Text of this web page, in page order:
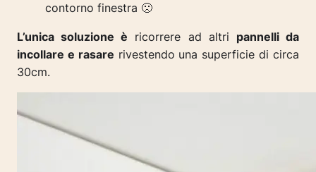
contorno finestra 🙁
L’unica soluzione è ricorrere ad altri pannelli da
incollare e rasare rivestendo una superficie di circa
30cm.